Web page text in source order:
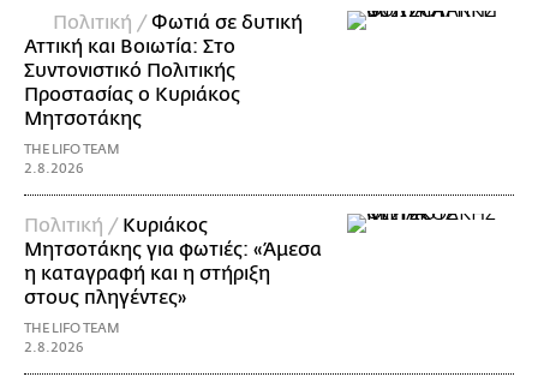
Πολιτική /Φωτιά σε δυτική
Αττική και Βοιωτία: Στο
Συντονιστικό Πολιτικής
Προστασίας ο Κυριάκος
Μητσοτάκης
THE LIFO TEAM
2.8.2026
Πολιτική / Κυριάκος
Μητσοτάκης για φωτιές: «Άμεσα
η καταγραφή και η στήριξη
στους πληγέντες»
THE LIFO TEAM
2.8.2026